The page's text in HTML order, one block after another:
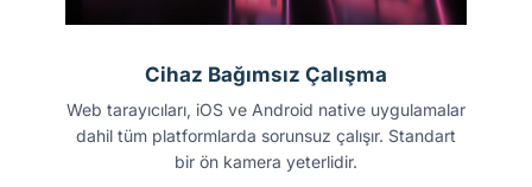
Cihaz Bağımsız Çalışma
Web tarayıcıları, iOS ve Android native uygulamalar
dahil tüm platformlarda sorunsuz çalışır. Standart
bir ön kamera yeterlidir.